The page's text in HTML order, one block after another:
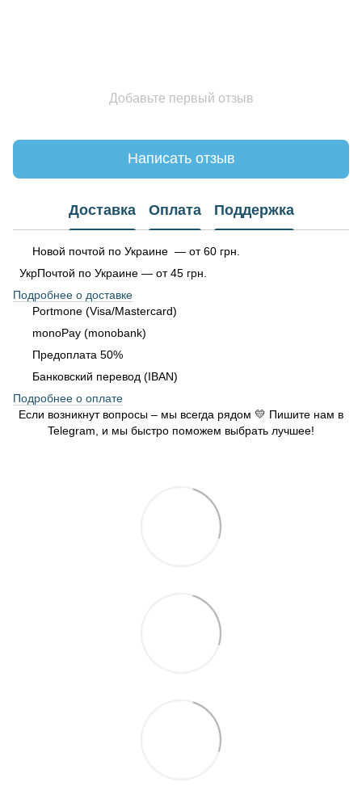
Добавьте первый отзыв
Написать отзыв
Доставка Оплата Поддержка
Новой почтой по Украине — от 60 грн.
УкрПочтой по Украине — от 45 грн.
Подробнее о доставке
Portmone (Visa/Mastercard)
monoPay (monobank)
Предоплата 50%
Банковский перевод (IBAN)
Подробнее о оплате
Если возникнут вопросы – мы всегда рядом 💛 Пишите нам в
Telegram, и мы быстро поможем выбрать лучшее!